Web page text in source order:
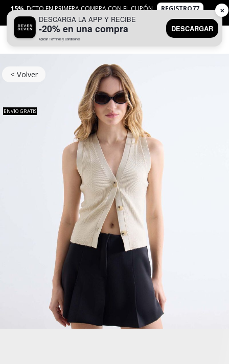
15% DCTO EN PRIMERA COMPRA CON EL CUPÓN
REGISTRO77
APLICANTYC
< Volver
ENVÍO GRATIS
DESCARGA LA APP Y RECIBE
-20% en una compra
Aplican Términos y Condiciones
DESCARGAR
✕